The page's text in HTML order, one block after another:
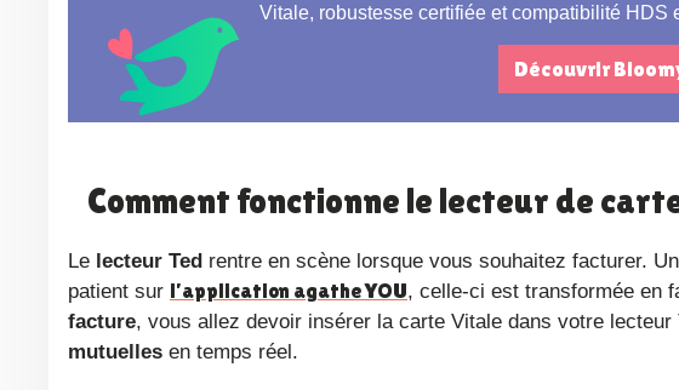
Vitale, robustesse certifiée et compatibilité HDS
Découvrir
Comment fonctionne le lecteur de
Le lecteur Ted rentre en scène lorsque vous souhaitez facturer.
patient sur l’application agathe YOU, celle-ci est transformée en
facture, vous allez devoir insérer la carte Vitale dans votre lecteur
mutuelles en temps réel.